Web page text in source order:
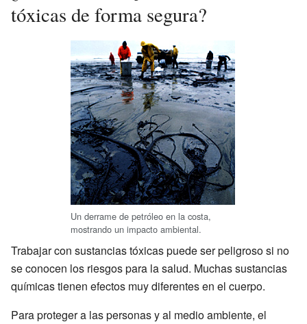
tóxicas de forma segura?
Un derrame de petróleo en la costa,
mostrando un impacto ambiental.
Trabajar con sustancias tóxicas puede ser peligroso si no
se conocen los riesgos para la salud. Muchas sustancias
químicas tienen efectos muy diferentes en el cuerpo.
Para proteger a las personas y al medio ambiente, el